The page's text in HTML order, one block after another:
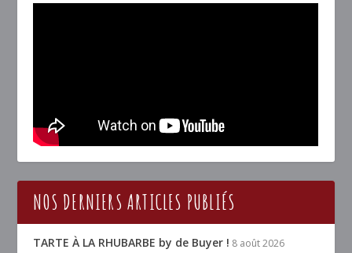
NOS DERNIERS ARTICLES PUBLIÉS
TARTE À LA RHUBARBE by de Buyer ! 8 août 2026